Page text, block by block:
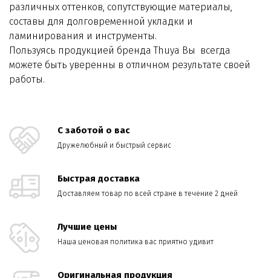
различных оттенков, сопутствующие материалы,
составы для долговременной укладки и
ламинирования и инструменты.
Пользуясь продукцией бренда Thuya Вы всегда
можете быть уверенны в отличном результате своей
работы.
С заботой о вас
Дружелюбный и быстрый сервис
Быстрая доставка
Доставляем товар по всей стране в течение 2 дней
Лучшие цены
Наша ценовая политика вас приятно удивит
Оригинальная продукция